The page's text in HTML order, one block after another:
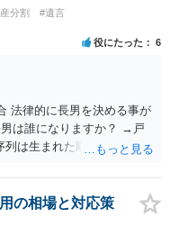
価証券，不動産等の有無
らし，相続税の申告の準
。） ③遺産分割協議をする
士に相談することもよろ
分割
#遺言
役にたった 6
法律的に長男を決める事が
は誰になりますか？ →戸
列は生まれた順ですから、
てる内容が最優先にされる
言の形式を守っている限り
男に法律的に優位になれそ
の相場と対応策